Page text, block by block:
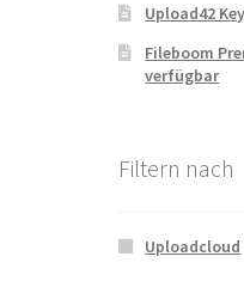
Upload42
Fileboom
verfügbar
Filtern nach
Uploadcloud